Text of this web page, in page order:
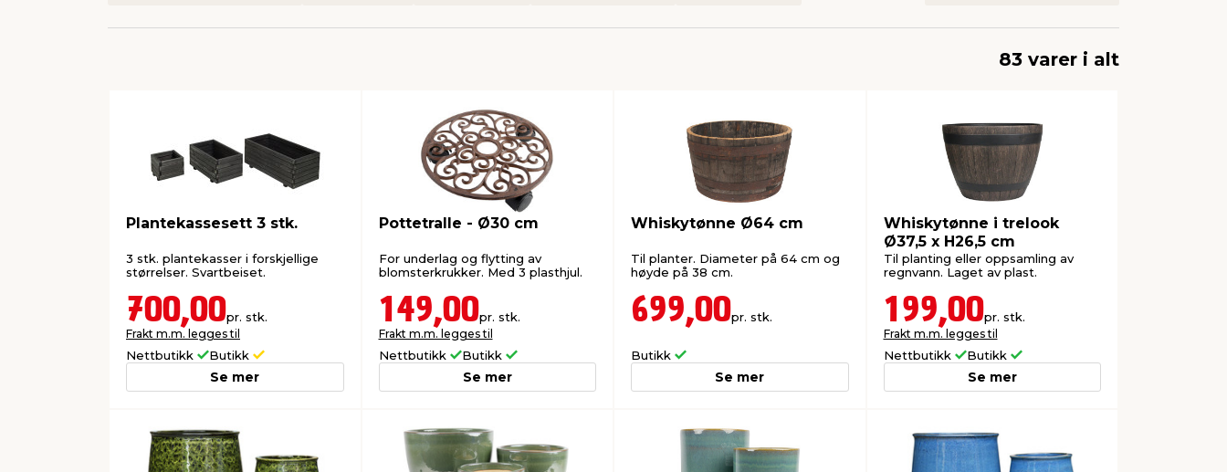
83 varer i alt
Plantekassesett 3 stk.
3 stk. plantekasser i forskjellige
størrelser. Svartbeiset.
700,00pr. stk.
Frakt m.m. legges til
Nettbutikk Butikk
Se mer
Pottetralle - Ø30 cm
For underlag og flytting av
blomsterkrukker. Med 3 plasthjul.
149,00pr. stk.
Frakt m.m. legges til
Nettbutikk Butikk
Se mer
Whiskytønne Ø64 cm
Til planter. Diameter på 64 cm og
høyde på 38 cm.
699,00pr. stk.
Butikk
Se mer
Whiskytønne i trelook
Ø37,5 x H26,5 cm
Til planting eller oppsamling av
regnvann. Laget av plast.
199,00pr. stk.
Frakt m.m. legges til
Nettbutikk Butikk
Se mer